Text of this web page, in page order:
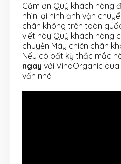
Cảm ơn Quý khách hàng
nhìn lại hình ảnh vận
chân không trên toàn
viết này Quý khách hàng
chuyền Máy chiên chân
Nếu có bất kỳ thắc mắc
ngay với VinaOrganic
vấn nhé!